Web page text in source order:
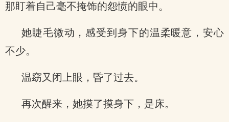
那盯着自己毫不掩饰的怨愤的眼中。
她睫毛微动，感受到身下的温柔暖意，安心
不少。
温窈又闭上眼，昏了过去。
再次醒来，她摸了摸身下，是床。